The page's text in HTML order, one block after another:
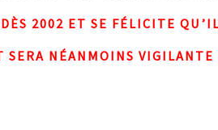
2002 ET SE FÉLICITE
NÉANMOINS